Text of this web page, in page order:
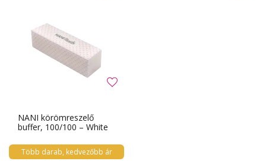
NANI körömreszelő
buffer, 100/100 – White
Több darab, kedvezőbb ár